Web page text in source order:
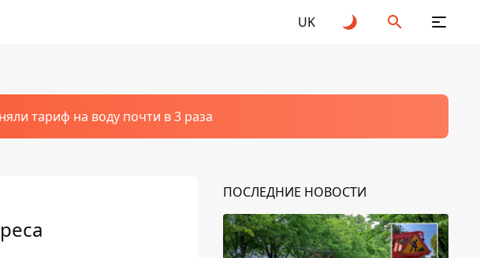
UK
тариф на воду почти в 3 раза
ПОСЛЕДНИЕ НОВОСТИ